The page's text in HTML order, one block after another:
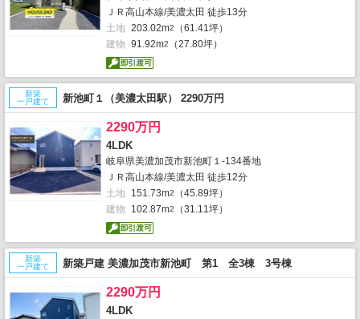
ＪＲ高山本線/美濃太田 徒歩13分
土地 203.02m2
（61.41坪）
建物 91.92m2 （27.80坪）
新築
一戸建て
新池町１（美濃太田駅） 2290万円
2290万円
4LDK
岐阜県美濃加茂市新池町１-134番地
ＪＲ高山本線/美濃太田 徒歩12分
土地 151.73m2
（45.89坪）
建物
102.87m2 （31.11坪）
新築
一戸建て
新築戸建 美濃加茂市新池町 第1 全3棟 3号棟
2290万円
4LDK